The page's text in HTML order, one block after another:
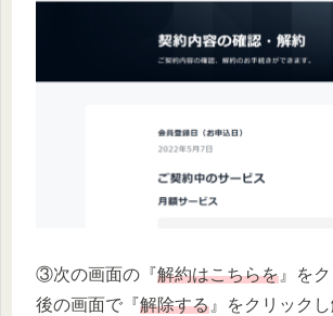
③次の画面の『解約はこちらを 』を
後の画面で『解除する 』をクリック